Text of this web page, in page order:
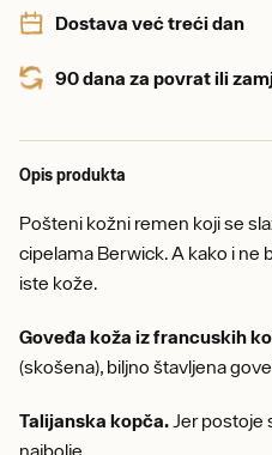
Dostava već treći dan
90 dana za povrat ili
Opis produkta
Pošteni kožni remen koji se
cipelama Berwick. A kako i ne
iste kože.
Goveđa koža iz francuskih
(skošena), biljno štavljena
Talijanska kopča. Jer postoje
najbolje.